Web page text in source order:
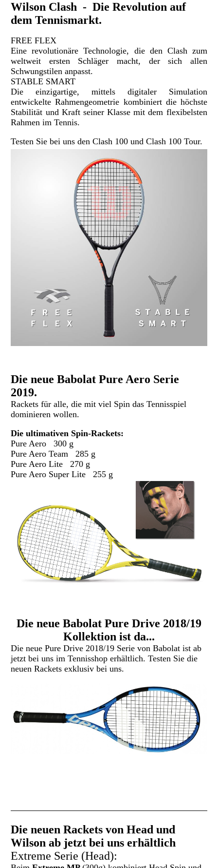
Wilson Clash - Die Revolution auf
dem Tennismarkt.
FREE FLEX
Eine revolutionäre Technologie, die den Clash zum
weltweit ersten Schläger macht, der sich allen
Schwungstilen anpasst.
STABLE SMART
Die einzigartige, mittels digitaler Simulation
entwickelte Rahmengeometrie kombiniert die höchste
Stabilität und Kraft seiner Klasse mit dem flexibelsten
Rahmen im Tennis.
Testen Sie bei uns den Clash 100 und Clash 100 Tour.
Die neue Babolat Pure Aero Serie
2019.
Rackets für alle, die mit viel Spin das Tennisspiel
dominieren wollen.
Die ultimativen Spin-Rackets:
Pure Aero 300 g
Pure Aero Team 285 g
Pure Aero Lite 270 g
Pure Aero Super Lite 255 g
Die neue Babolat Pure Drive 2018/19
Kollektion ist da...
Die neue Pure Drive 2018/19 Serie von Babolat ist ab
jetzt bei uns im Tennisshop erhältlich. Testen Sie die
neuen Rackets exklusiv bei uns.
Die neuen Rackets von Head und
Wilson ab jetzt bei uns erhältlich
Extreme Serie (Head):